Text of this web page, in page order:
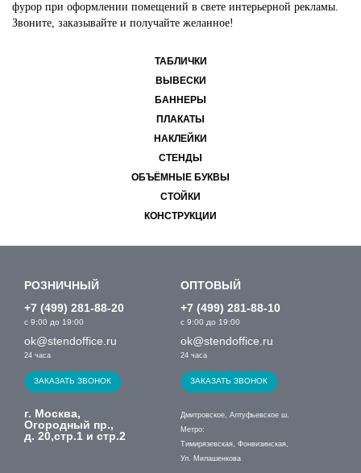
фурор при оформлении помещений в свете интерьерной рекламы.
Звоните, заказывайте и получайте желанное!
ТАБЛИЧКИ
ВЫВЕСКИ
БАННЕРЫ
ПЛАКАТЫ
НАКЛЕЙКИ
СТЕНДЫ
ОБЪЁМНЫЕ БУКВЫ
СТОЙКИ
КОНСТРУКЦИИ
РОЗНИЧНЫЙ
+7 (499) 281-88-20
с 9:00 до 19:00
ok@stendoffice.ru
24 часа
ЗАКАЗАТЬ ЗВОНОК
ОПТОВЫЙ
+7 (499) 281-88-10
с 9:00 до 19:00
ok@stendoffice.ru
24 часа
ЗАКАЗАТЬ ЗВОНОК
г. Москва,
Огородный пр.,
д. 20,стр.1 и стр.2
Дмитровское, Алтуфьевское ш.
Метро:
Тимирязевская, Фонвизинская,
Ул. Милашенкова